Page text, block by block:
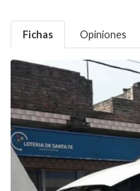
Fichas Opiniones